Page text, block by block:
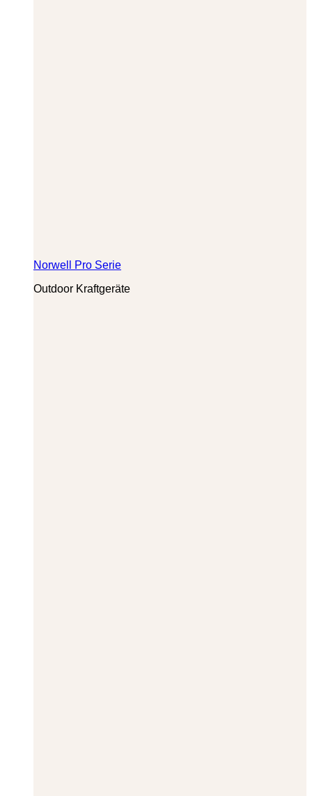
Norwell Pro Serie
Outdoor Kraftgeräte